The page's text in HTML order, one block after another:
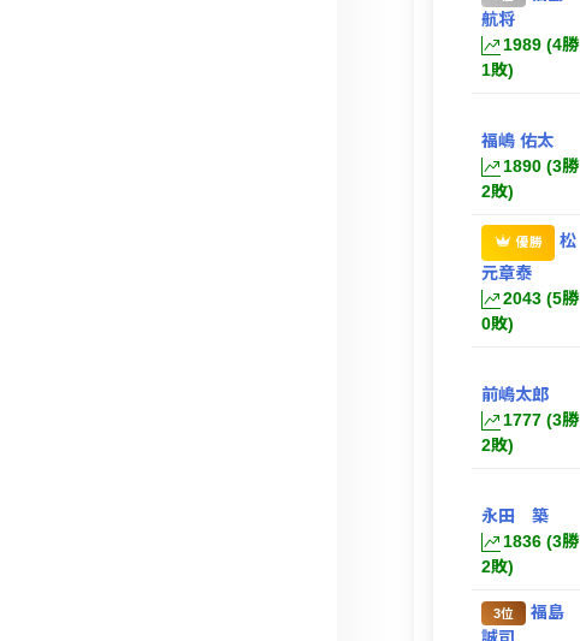
航将
1989 (4勝
1敗)
福嶋 佑太
1890 (3勝
2敗)
優勝
松
元章泰
2043 (5勝
0敗)
前嶋太郎
1777 (3勝
2敗)
永田 築
1836 (3勝
2敗)
3位
福島